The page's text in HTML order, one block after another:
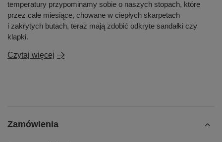
temperatury przypominamy sobie o naszych stopach, które
przez całe miesiące, chowane w ciepłych skarpetach
i zakrytych butach, teraz mają zdobić odkryte sandałki czy
klapki.
Czytaj więcej
Zamówienia